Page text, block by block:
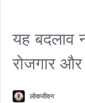
यह बदलाव
रोजगार
लोकजीवन